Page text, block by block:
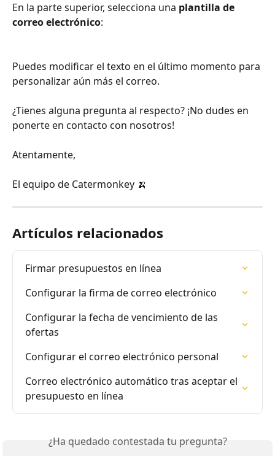
En la parte superior, selecciona una plantilla de
correo electrónico:
Puedes modificar el texto en el último momento para
personalizar aún más el correo.
¿Tienes alguna pregunta al respecto? ¡No dudes en
ponerte en contacto con nosotros!
Atentamente,
El equipo de Catermonkey 🍌
Artículos relacionados
Firmar presupuestos en línea
Configurar la firma de correo electrónico
Configurar la fecha de vencimiento de las
ofertas
Configurar el correo electrónico personal
Correo electrónico automático tras aceptar el
presupuesto en línea
¿Ha quedado contestada tu pregunta?